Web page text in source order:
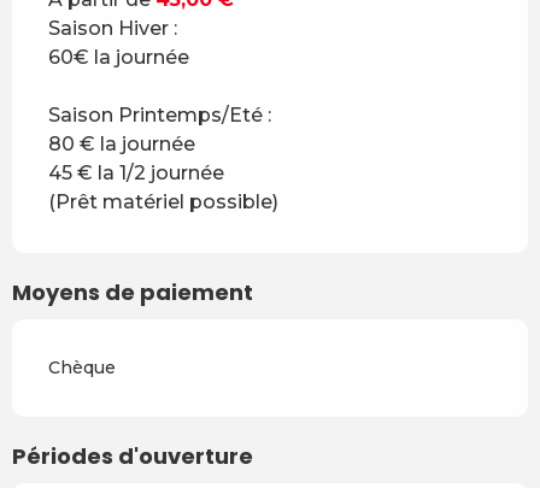
Saison Hiver :
60€ la journée
Saison Printemps/Eté :
80 € la journée
45 € la 1/2 journée
(Prêt matériel possible)
Moyens de paiement
Chèque
Périodes d'ouverture